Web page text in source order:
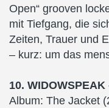
Open“ grooven
mit Tiefgang, die
Zeiten, Trauer und
– kurz: um das
10.
Album: The Jacket